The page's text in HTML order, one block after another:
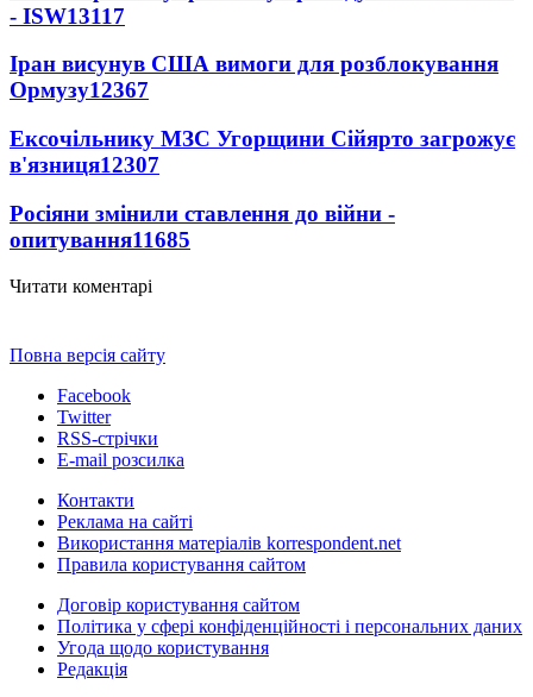
- ISW13117
Іран висунув США вимоги для розблокування
Ормузу12367
Ексочільнику МЗС Угорщини Сійярто загрожує
в'язниця12307
Росіяни змінили ставлення до війни -
опитування11685
Читати коментарі
Повна версія сайту
Facebook
Twitter
RSS-стрічки
E-mail розсилка
Контакти
Реклама на сайті
Використання матеріалів korrespondent.net
Правила користування сайтом
Договір користування сайтом
Політика у сфері конфіденційності і персональних даних
Угода щодо користування
Редакція